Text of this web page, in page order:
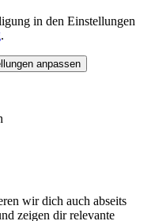
in den Einstellungen
.
anpassen
wir dich auch abseits
zeigen dir relevante